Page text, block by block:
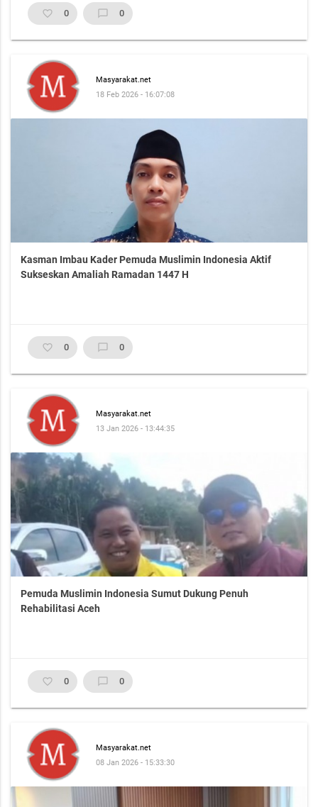
favorite_border 0 chat_bubble_outline 0
Masyarakat.net
18 Feb 2026 - 16:07:08
Kasman Imbau Kader Pemuda Muslimin Indonesia Aktif
Sukseskan Amaliah Ramadan 1447 H
favorite_border 0 chat_bubble_outline 0
Masyarakat.net
13 Jan 2026 - 13:44:35
Pemuda Muslimin Indonesia Sumut Dukung Penuh
Rehabilitasi Aceh
favorite_border 0 chat_bubble_outline 0
Masyarakat.net
08 Jan 2026 - 15:33:30